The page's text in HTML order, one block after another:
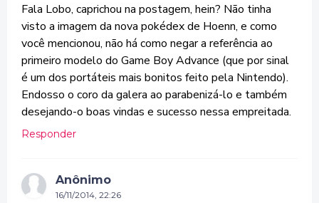
Fala Lobo, caprichou na postagem, hein? Não tinha
visto a imagem da nova pokédex de Hoenn, e como
você mencionou, não há como negar a referência ao
primeiro modelo do Game Boy Advance (que por sinal
é um dos portáteis mais bonitos feito pela Nintendo).
Endosso o coro da galera ao parabenizá-lo e também
desejando-o boas vindas e sucesso nessa empreitada.
Responder
Anônimo
16/11/2014, 22:26